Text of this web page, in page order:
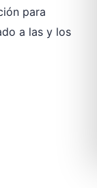
para
a las y los